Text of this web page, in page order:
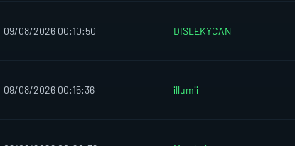
09/08/2026 00:10:50 DISLEKYCAN
09/08/2026 00:15:36 illumii